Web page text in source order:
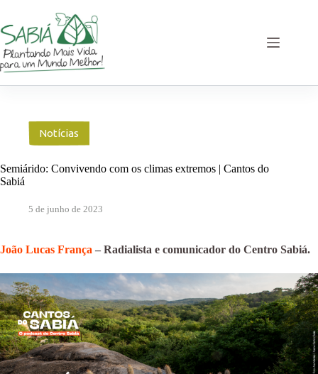
o
conteúdo
Notícias
Semiárido: Convivendo com os climas extremos | Cantos do
Sabiá
5 de junho de 2023
João Lucas França – Radialista e comunicador do Centro Sabiá.